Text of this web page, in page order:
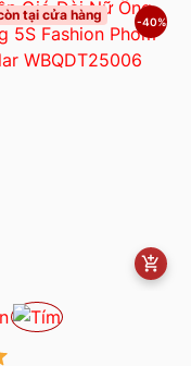
tại cửa hàng -40%